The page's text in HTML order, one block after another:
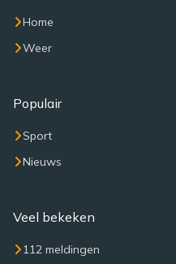
Home
Weer
Populair
Sport
Nieuws
Veel bekeken
112 meldingen